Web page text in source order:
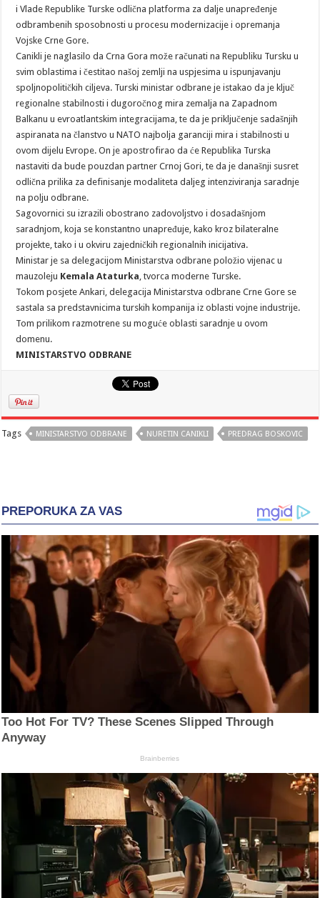
i Vlade Republike Turske odlična platforma za dalje unapređenje
odbrambenih sposobnosti u procesu modernizacije i opremanja
Vojske Crne Gore.
Canikli je naglasilo da Crna Gora može računati na Republiku Tursku u
svim oblastima i čestitao našoj zemlji na uspjesima u ispunjavanju
spoljnopolitičkih ciljeva. Turski ministar odbrane je istakao da je ključ
regionalne stabilnosti i dugoročnog mira zemalja na Zapadnom
Balkanu u evroatlantskim integracijama, te da je priključenje sadašnjih
aspiranata na članstvo u NATO najbolja garanciji mira i stabilnosti u
ovom dijelu Evrope. On je apostrofirao da će Republika Turska
nastaviti da bude pouzdan partner Crnoj Gori, te da je današnji susret
odlična prilika za definisanje modaliteta daljeg intenziviranja saradnje
na polju odbrane.
Sagovornici su izrazili obostrano zadovoljstvo i dosadašnjom
saradnjom, koja se konstantno unapređuje, kako kroz bilateralne
projekte, tako i u okviru zajedničkih regionalnih inicijativa.
Ministar je sa delegacijom Ministarstva odbrane položio vijenac u
mauzoleju Kemala Ataturka, tvorca moderne Turske.
Tokom posjete Ankari, delegacija Ministarstva odbrane Crne Gore se
sastala sa predstavnicima turskih kompanija iz oblasti vojne industrije.
Tom prilikom razmotrene su moguće oblasti saradnje u ovom
domenu.
MINISTARSTVO ODBRANE
Tags MINISTARSTVO ODBRANE NURETIN CANIKLI PREDRAG BOSKOVIC